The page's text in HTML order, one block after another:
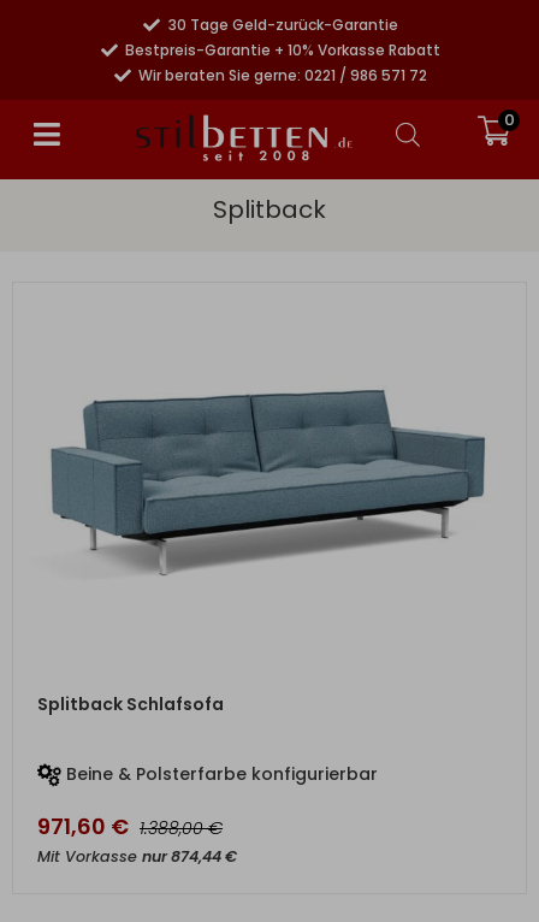
30 Tage Geld-zurück-Garantie
Bestpreis-Garantie + 10% Vorkasse Rabatt
Wir beraten Sie gerne: 0221 / 986 571 72
0
Splitback
ZUM PRODUKT
Splitback Schlafsofa
Beine & Polsterfarbe konfigurierbar
971,60 € 1.388,00€
Mit Vorkasse nur874,44€